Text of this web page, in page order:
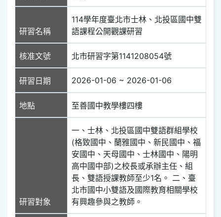
研習名稱
114學年度臺北市士林、北投區國中雙
語課程公開觀課研習
核准文號 北市研習字第1141208054號
研習日期 2026-01-06 ~ 2026-01-06
地點 至善國中教學樓四樓
研習對象
一、士林、北投區國中雙語群組學校
(格致國中、蘭雅國中、新民國中、福
安國中、天母國中、士林國中、陽明
高中國中部)之校長或承辦主任、組
長、雙語授課教師至少1名。 二、臺
北市國中小雙語及國際教育相關學校
有興趣參與之教師。